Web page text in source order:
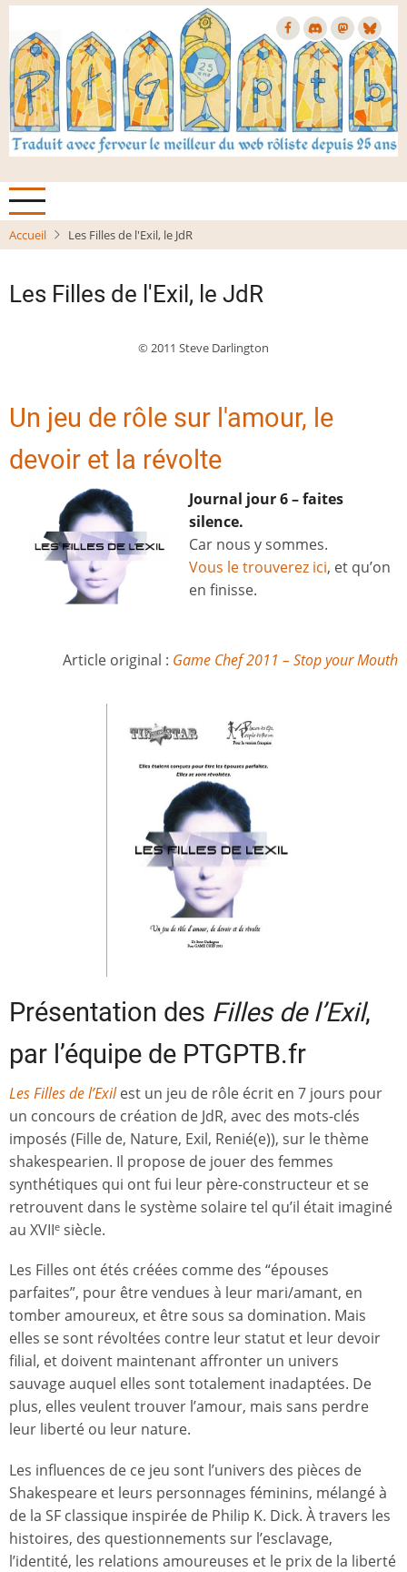
Aller
contenu
principal
Accueil Les Filles de l'Exil, le JdR
Les Filles de l'Exil, le JdR
© 2011 Steve Darlington
Un jeu de rôle sur l'amour, le
devoir et la révolte
Journal jour 6 – faites
silence.
Car nous y sommes.
Vous le trouverez ici, et qu’on
en finisse.
Article original : Game Chef 2011 – Stop your Mouth
Présentation des Filles de l’Exil,
par l’équipe de PTGPTB.fr
Les Filles de l’Exilest un jeu de rôle écrit en 7 jours pour
un concours de création de JdR, avec des mots-clés
imposés (Fille de, Nature, Exil, Renié(e)), sur le thème
shakespearien. Il propose de jouer des femmes
synthétiques qui ont fui leur père-constructeur et se
retrouvent dans le système solaire tel qu’il était imaginé
au XVIIe siècle.
Les Filles ont étés créées comme des “épouses
parfaites”, pour être vendues à leur mari/amant, en
tomber amoureux, et être sous sa domination. Mais
elles se sont révoltées contre leur statut et leur devoir
filial, et doivent maintenant affronter un univers
sauvage auquel elles sont totalement inadaptées. De
plus, elles veulent trouver l’amour, mais sans perdre
leur liberté ou leur nature.
Les influences de ce jeu sont l’univers des pièces de
Shakespeare et leurs personnages féminins, mélangé à
de la SF classique inspirée de Philip K. Dick. À travers les
histoires, des questionnements sur l’esclavage,
l’identité, les relations amoureuses et le prix de la liberté